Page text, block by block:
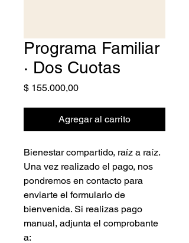
Programa Familiar
· Dos Cuotas
$ 155.000,00Precio
Agregar al carrito
Bienestar compartido, raíz a raíz.
Una vez realizado el pago, nos
pondremos en contacto para
enviarte el formulario de
bienvenida. Si realizas pago
manual, adjunta el comprobante
a: